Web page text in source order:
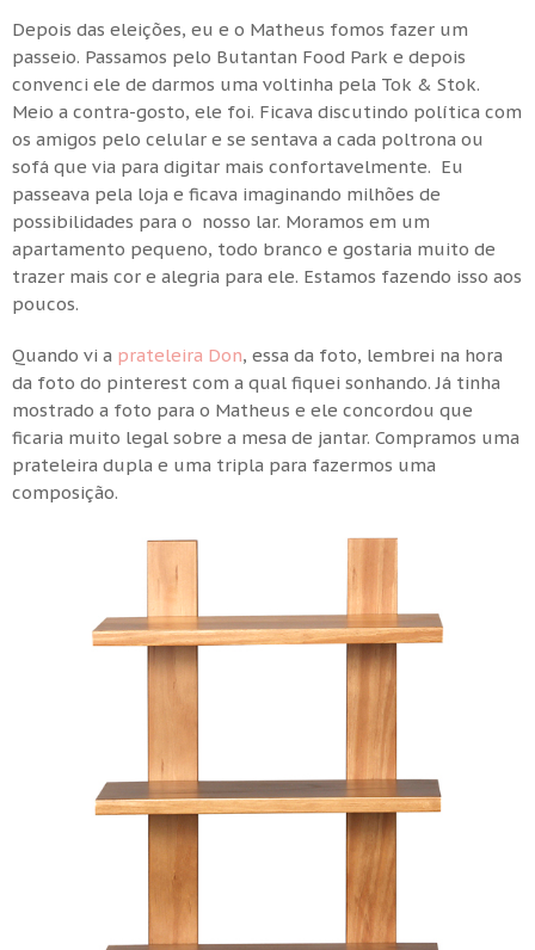
Depois das eleições, eu e o Matheus fomos fazer um
passeio. Passamos pelo Butantan Food Park e depois
convenci ele de darmos uma voltinha pela Tok & Stok.
Meio a contra-gosto, ele foi. Ficava discutindo política com
os amigos pelo celular e se sentava a cada poltrona ou
sofá que via para digitar mais confortavelmente. Eu
passeava pela loja e ficava imaginando milhões de
possibilidades para o nosso lar. Moramos em um
apartamento pequeno, todo branco e gostaria muito de
trazer mais cor e alegria para ele. Estamos fazendo isso aos
poucos.
Quando vi a prateleira Don, essa da foto, lembrei na hora
da foto do pinterest com a qual fiquei sonhando. Já tinha
mostrado a foto para o Matheus e ele concordou que
ficaria muito legal sobre a mesa de jantar. Compramos uma
prateleira dupla e uma tripla para fazermos uma
composição.